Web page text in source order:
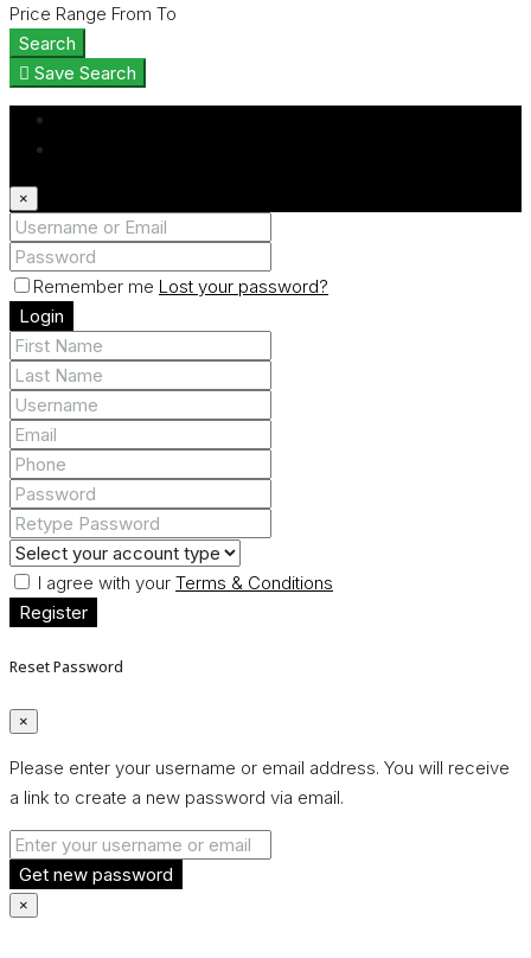
Price Range From To
Search
Save Search
×
Remember me Lost your password?
Login
I agree with your Terms & Conditions
Register
Reset Password
×
Please enter your username or email address. You will receive
a link to create a new password via email.
Get new password
×